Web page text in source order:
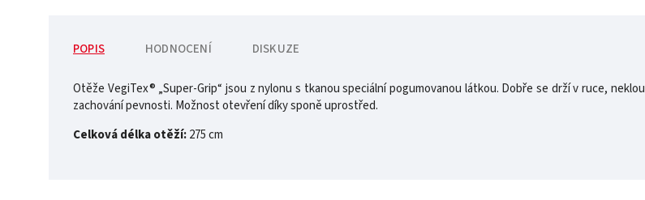
POPIS HODNOCENÍ DISKUZE
Otěže VegiTex® „Super-Grip“ jsou z nylonu s tkanou speciální pogumovanou látkou. Dobře se drží v ruce,
zachování pevnosti. Možnost otevření díky sponě uprostřed.
Celková délka otěží:275 cm